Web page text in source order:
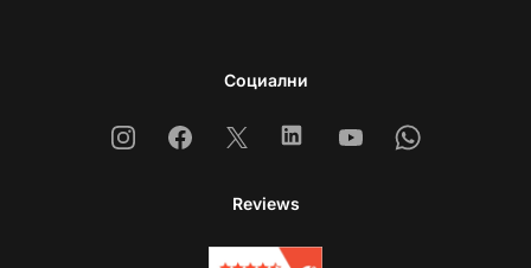
Социални
InstagramFacebook
X LinkedinYoutubeWhatsapp
Reviews